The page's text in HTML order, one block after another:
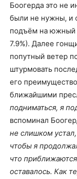
Боогерда это не
были не нужны, и
подъём на южный
7.9%). Далее
попутный ветер
штурмовать
его
ближайшими
подниматься, я
вспоминал
не слишком
чтобы я
что
оставалось. Как